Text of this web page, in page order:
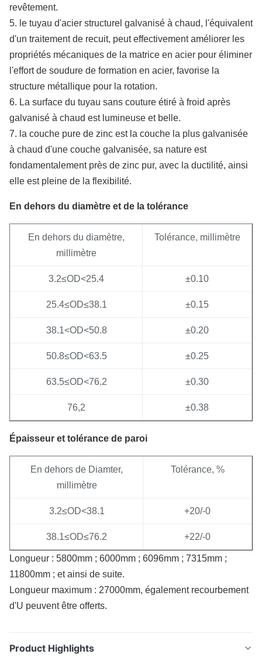
revêtement.
5. le tuyau d'acier structurel galvanisé à chaud, l'équivalent
d'un traitement de recuit, peut effectivement améliorer les
propriétés mécaniques de la matrice en acier pour éliminer
l'effort de soudure de formation en acier, favorise la
structure métallique pour la rotation.
6. La surface du tuyau sans couture étiré à froid après
galvanisé à chaud est lumineuse et belle.
7. la couche pure de zinc est la couche la plus galvanisée
à chaud d'une couche galvanisée, sa nature est
fondamentalement près de zinc pur, avec la ductilité, ainsi
elle est pleine de la flexibilité.
En dehors du diamètre et de la tolérance
En dehors du diamètre,
millimètre
Tolérance, millimètre
3.2≤OD<25.4 ±0.10
25.4≤OD≤38.1 ±0.15
38.1<OD<50.8 ±0.20
50.8≤OD<63.5 ±0.25
63.5≤OD<76.2 ±0.30
76,2 ±0.38
Épaisseur et tolérance de paroi
En dehors de Diamter,
millimètre
Tolérance, %
3.2≤OD<38.1 +20/-0
38.1≤OD≤76.2 +22/-0
Longueur : 5800mm ; 6000mm ; 6096mm ; 7315mm ;
11800mm ; et ainsi de suite.
Longueur maximum : 27000mm, également recourbement
d'U peuvent être offerts.
Product Highlights